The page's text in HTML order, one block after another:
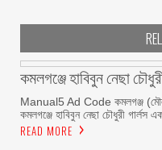
কমলগঞ্জে হাবিবুন নেছা
Manual5 Ad Code কমলগঞ্জ
কমলগঞ্জে হাবিবুন নেছা চৌধুরী গার্লস
READ MORE